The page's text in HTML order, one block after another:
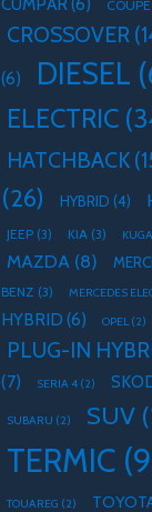
COUPE
CROSSOVER
(6)
DIESEL
ELECTRIC
HATCHBACK
(26)
HYBRID (4)
JEEP (3) KIA (3) KUGA
MAZDA (8)
BENZ (3) MERCEDES
HYBRID (6) OPEL(2)
PLUG-IN
(7)
SERIA 4 (2)
SUBARU (2) SUV
TERMIC
TOUAREG (2)